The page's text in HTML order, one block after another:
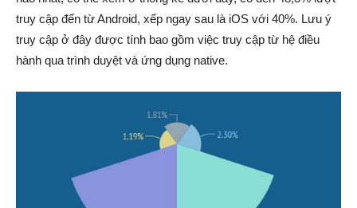
truy cập đến từ Android, xếp ngay sau là iOS với 40%. Lưu ý
truy cập ở đây được tính bao gồm việc truy cập từ hệ điều
hành qua trình duyệt và ứng dụng native.